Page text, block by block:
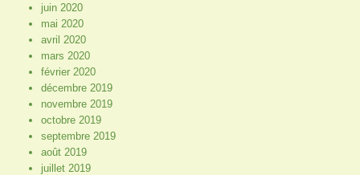
juin 2020
mai 2020
avril 2020
mars 2020
février 2020
décembre 2019
novembre 2019
octobre 2019
septembre 2019
août 2019
juillet 2019